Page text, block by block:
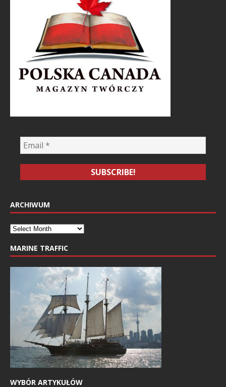
ARCHIWUM
MARINE TRAFFIC
WYBÓR ARTYKUŁÓW